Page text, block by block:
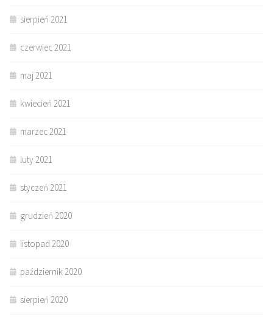
sierpień 2021
czerwiec 2021
maj 2021
kwiecień 2021
marzec 2021
luty 2021
styczeń 2021
grudzień 2020
listopad 2020
październik 2020
sierpień 2020